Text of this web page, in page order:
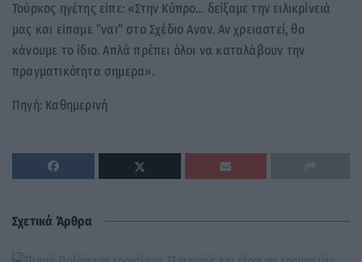
Τούρκος ηγέτης είπε: «Στην Κύπρο… δείξαμε την ειλικρίνειά
μας και είπαμε “ναι” στο Σχέδιο Αναν. Αν χρειαστεί, θα
κάνουμε το ίδιο. Απλά πρέπει όλοι να καταλάβουν την
πραγματικότητα σημερα».
Πηγή: Καθημερινή
Σχετικά Άρθρα